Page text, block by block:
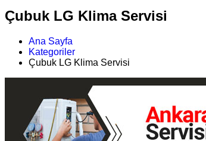
Çubuk LG Klima Servisi
Ana Sayfa
Kategoriler
Çubuk LG Klima Servisi